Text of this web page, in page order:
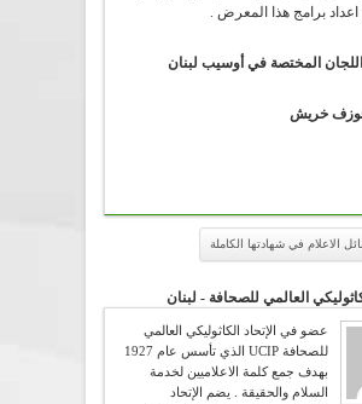
اعداد برامج هذا المعرض .
المختصة في أوسيب لبنان
جوزف خريش
الاعلام في شهادتها الكاملة
العالمي للصحافة - لبنان
عضو في الإتحاد الكاثوليكي العالمي
للصحافة UCIP الذي تأسس عام 1927
بهدف جمع كلمة الاعلاميين لخدمة
السلام والحقيقة . يضم الإتحاد